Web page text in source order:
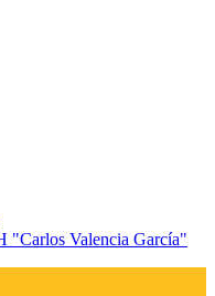
"Carlos Valencia García"